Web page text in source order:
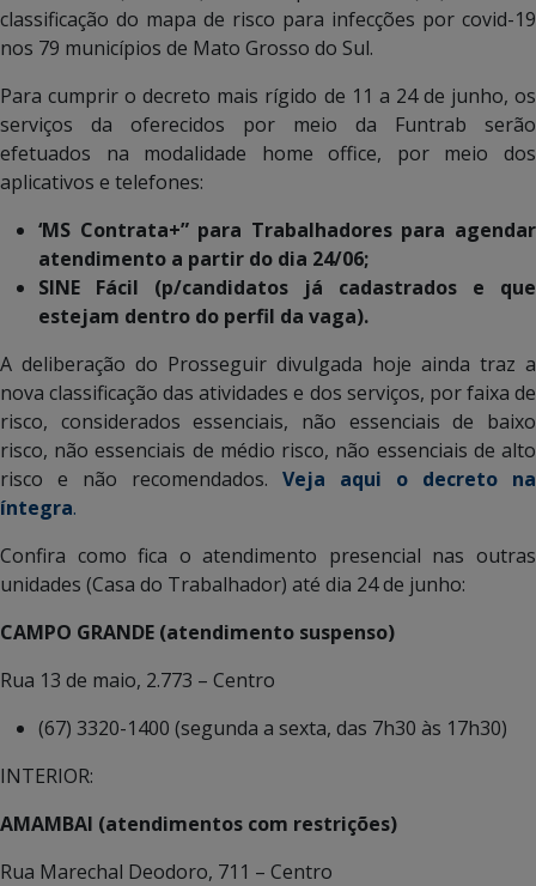
classificação do mapa de risco para infecções por covid-19
nos 79 municípios de Mato Grosso do Sul.
Para cumprir o decreto mais rígido de 11 a 24 de junho, os
serviços da oferecidos por meio da Funtrab serão
efetuados na modalidade home office, por meio dos
aplicativos e telefones:
‘MS Contrata+” para Trabalhadores para agendar
atendimento a partir do dia 24/06;
SINE Fácil (p/candidatos já cadastrados e que
estejam dentro do perfil da vaga).
A deliberação do Prosseguir divulgada hoje ainda traz a
nova classificação das atividades e dos serviços, por faixa de
risco, considerados essenciais, não essenciais de baixo
risco, não essenciais de médio risco, não essenciais de alto
risco e não recomendados. Veja aqui o decreto na
íntegra.
Confira como fica o atendimento presencial nas outras
unidades (Casa do Trabalhador) até dia 24 de junho:
CAMPO GRANDE (atendimento suspenso)
Rua 13 de maio, 2.773 – Centro
(67) 3320-1400 (segunda a sexta, das 7h30 às 17h30)
INTERIOR:
AMAMBAI (atendimentos com restrições)
Rua Marechal Deodoro, 711 – Centro